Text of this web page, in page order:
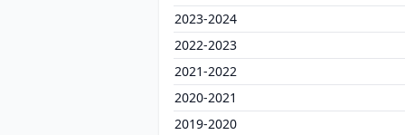
2023-2024
2022-2023
2021-2022
2020-2021
2019-2020